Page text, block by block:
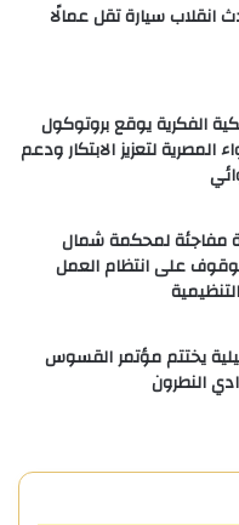
انقلاب سيارة تقل عمالًا
الفكرية يوقع بروتوكول
المصرية لتعزيز الابتكار ودعم
مفاجئة لمحكمة شمال
للوقوف على انتظام العمل
يختتم مؤتمر القسوس
النطرون